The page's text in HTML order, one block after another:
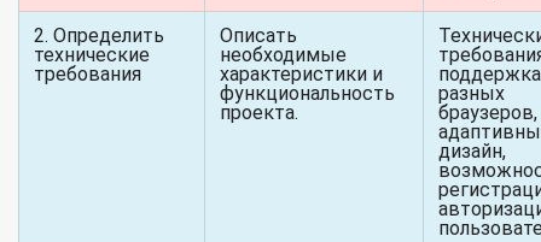
2. Определить
технические
требования
Описать
необходимые
характеристики и
функциональность
проекта.
поддержка
разных
браузеров,
дизайн,